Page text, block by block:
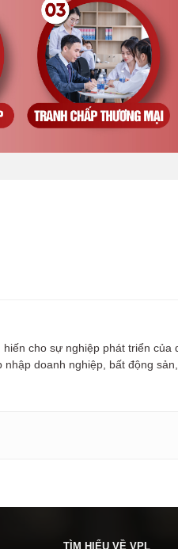
cho sự nghiệp phát triển
doanh nghiệp, bất động
TÌM HIỂU VỀ VPL